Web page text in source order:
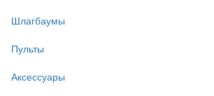
Шлагбаумы
Пульты
Аксессуары